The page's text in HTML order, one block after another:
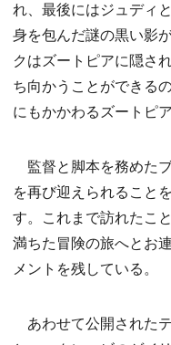
れ、最後にはジュディ
身を包んだ謎の黒い影
クはズートピアに隠さ
ち向かうことができる
にもかかわるズートピ
監督と脚本を務めた
を再び迎えられること
す。これまで訪れたこ
満ちた冒険の旅へとお
メントを残している。
あわせて公開された